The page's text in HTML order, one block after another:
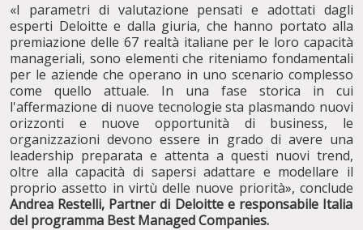
«I parametri di valutazione pensati e adottati dagli
esperti Deloitte e dalla giuria, che hanno portato alla
premiazione delle 67 realtà italiane per le loro capacità
manageriali, sono elementi che riteniamo fondamentali
per le aziende che operano in uno scenario complesso
come quello attuale. In una fase storica in cui
l'affermazione di nuove tecnologie sta plasmando nuovi
orizzonti e nuove opportunità di business, le
organizzazioni devono essere in grado di avere una
leadership preparata e attenta a questi nuovi trend,
oltre alla capacità di sapersi adattare e modellare il
proprio assetto in virtù delle nuove priorità», conclude
Andrea Restelli, Partner di Deloitte e responsabile Italia
del programma Best Managed Companies.